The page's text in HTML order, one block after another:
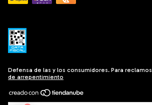
Defensa de las y los consumidores. Para reclamos
de arrepentimiento